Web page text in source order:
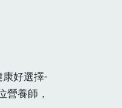
好選擇-
營養師，